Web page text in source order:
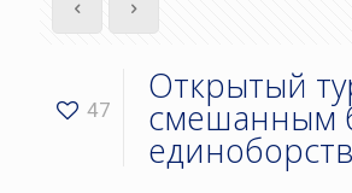
47
Открытый
смешанным